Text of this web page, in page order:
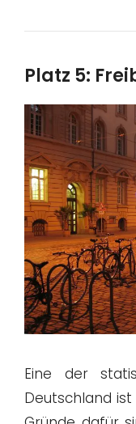
Platz 5:
Eine der
Deutschland ist